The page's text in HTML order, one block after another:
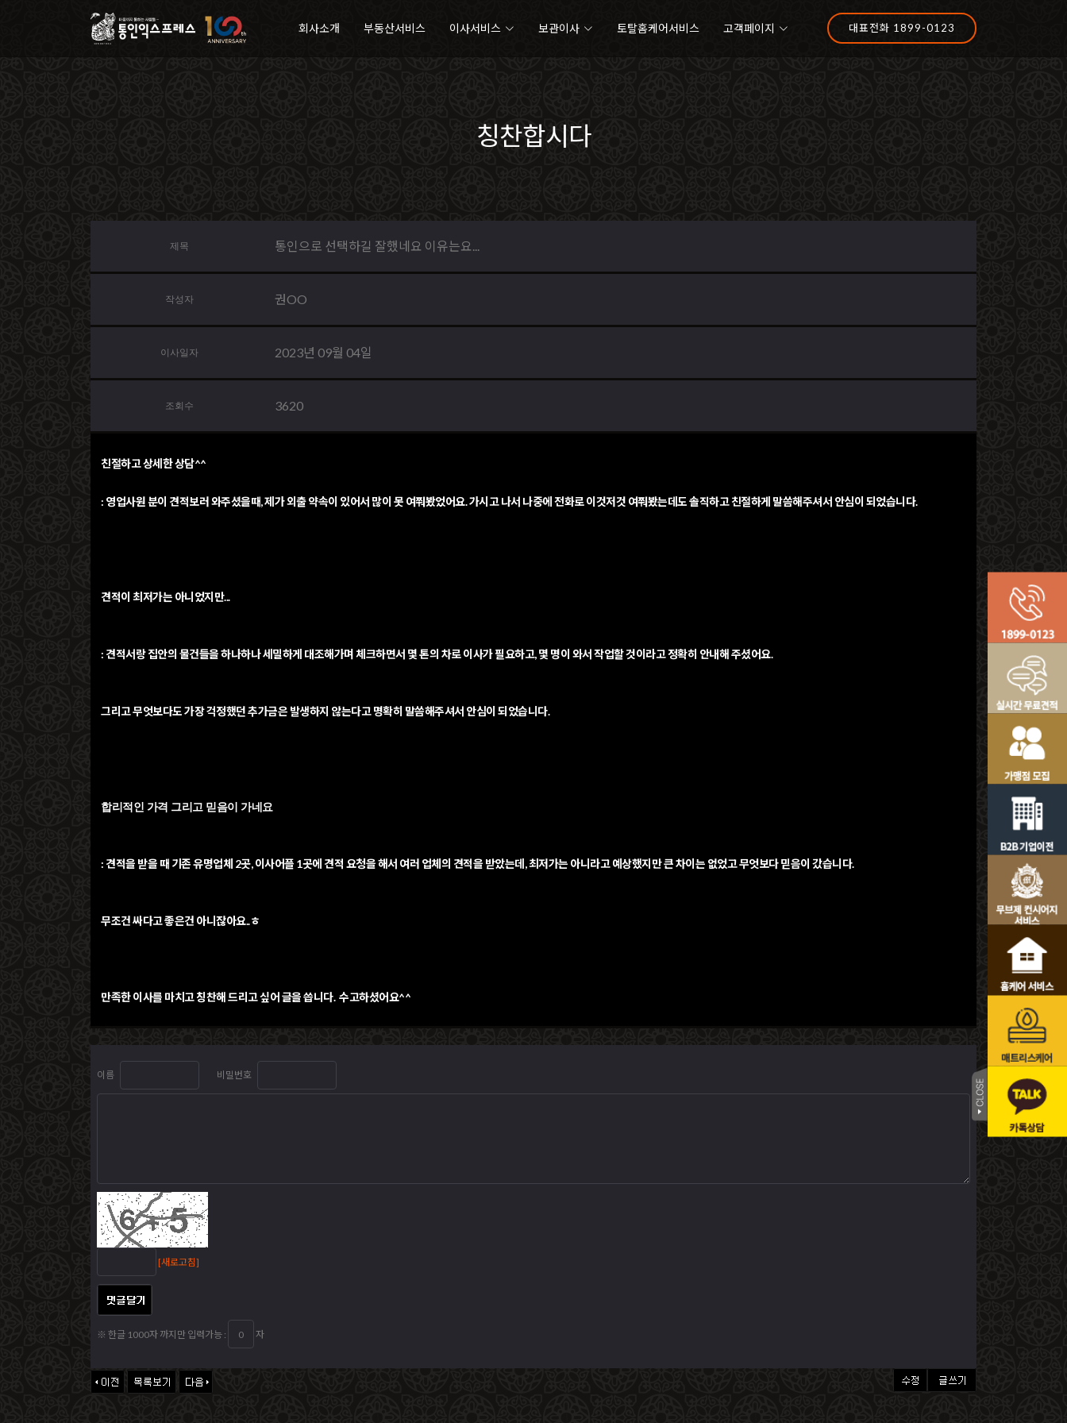
회사소개 부동산서비스 이사서비스 보관이사 토탈홈케어서비스 고객페이지 대표전화 1899-0123
칭찬합시다
제목 통인으로 선택하길 잘했네요 이유는요...
작성자 권OO
이사일자 2023년 09월 04일
조회수 3620
친절하고 상세한 상담^^
: 영업사원 분이 견적보러 와주셨을때, 제가 외출 약속이 있어서 많이 못 여쭤봤었어요. 가시고 나서 나중에 전화로 이것저것 여쭤봤는데도 솔직하고 친절하게 말씀해주셔서 안심이 되었습니다.
견적이 최저가는 아니었지만...
: 견적서랑 집안의 물건들을 하나하나 세밀하게 대조해가며 체크하면서 몇 톤의 차로 이사가 필요하고, 몇 명이 와서 작업할 것이라고 정확히 안내해 주셨어요.
그리고 무엇보다도 가장 걱정했던 추가금은 발생하지 않는다고 명확히 말씀해주셔서 안심이 되었습니다.
합리적인 가격 그리고 믿음이 가네요
: 견적을 받을 때 기존 유명업체 2곳, 이사어플 1곳에 견적 요청을 해서 여러 업체의 견적을 받았는데, 최저가는 아니라고 예상했지만 큰 차이는 없었고 무엇보다 믿음이 갔습니다.
무조건 싸다고 좋은건 아니잖아요..ㅎ
만족한 이사를 마치고 칭찬해 드리고 싶어 글을 씁니다. 수고하셨어요^^
이름 비밀번호
[새로고침]
※ 한글 1000자 까지만 입력가능 : 자